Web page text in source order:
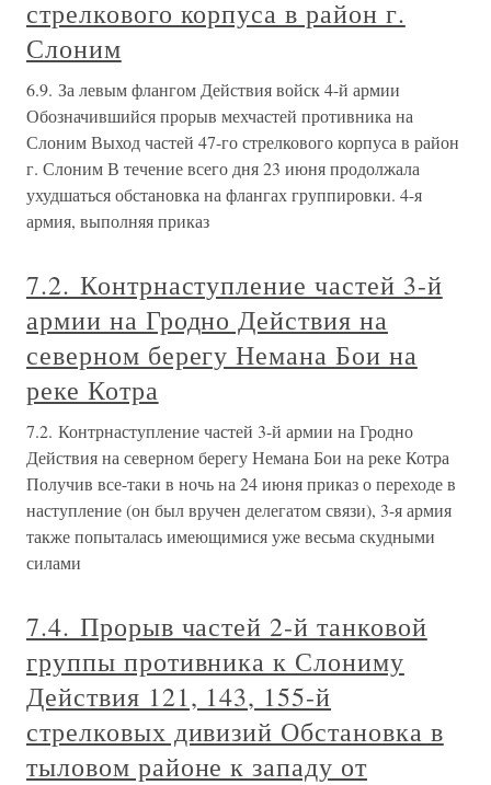
стрелкового корпуса в район г.
Слоним
6.9. За левым флангом Действия войск 4-й армии
Обозначившийся прорыв мехчастей противника на
Слоним Выход частей 47-го стрелкового корпуса в район
г. Слоним В течение всего дня 23 июня продолжала
ухудшаться обстановка на флангах группировки. 4-я
армия, выполняя приказ
7.2. Контрнаступление частей 3-й
армии на Гродно Действия на
северном берегу Немана Бои на
реке Котра
7.2. Контрнаступление частей 3-й армии на Гродно
Действия на северном берегу Немана Бои на реке Котра
Получив все-таки в ночь на 24 июня приказ о переходе в
наступление (он был вручен делегатом связи), 3-я армия
также попыталась имеющимися уже весьма скудными
силами
7.4. Прорыв частей 2-й танковой
группы противника к Слониму
Действия 121, 143, 155-й
стрелковых дивизий Обстановка в
тыловом районе к западу от